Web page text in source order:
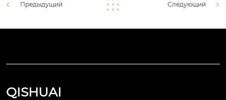
Предыдущий Следующий
QISHUAI